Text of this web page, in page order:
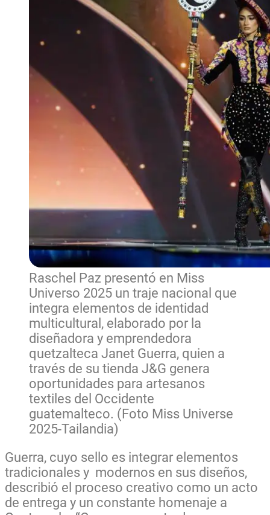
Raschel Paz presentó en Miss
Universo 2025 un traje nacional que
integra elementos de identidad
multicultural, elaborado por la
diseñadora y emprendedora
quetzalteca Janet Guerra, quien a
través de su tienda J&G genera
oportunidades para artesanos
textiles del Occidente
guatemalteco. (Foto Miss Universe
2025-Tailandia)
Guerra, cuyo sello es integrar elementos
tradicionales y modernos en sus diseños,
describió el proceso creativo como un acto
de entrega y un constante homenaje a